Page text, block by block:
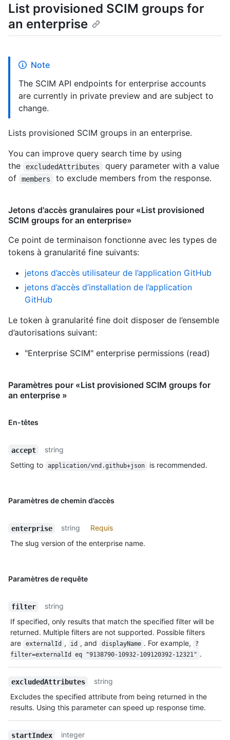
List provisioned SCIM groups for
an enterprise
Note
The SCIM API endpoints for enterprise accounts
are currently in private preview and are subject to
change.
Lists provisioned SCIM groups in an enterprise.
You can improve query search time by using
the
excludedAttributes
query parameter with a value
of
members to exclude members from the response.
Jetons d'accès granulaires pour «List provisioned
SCIM groups for an enterprise»
Ce point de terminaison fonctionne avec les types de
tokens à granularité fine suivants:
jetons d’accès utilisateur de l’application GitHub
jetons d’accès d’installation de l’application
GitHub
Le token à granularité fine doit disposer de l’ensemble
d’autorisations suivant:
"Enterprise SCIM" enterprise permissions (read)
Paramètres pour «List provisioned SCIM groups for
an enterprise »
En-têtes
accept
string
Setting to
application/vnd.github+json is recommended.
Paramètres de chemin d’accès
enterprise string
Requis
The slug version of the enterprise name.
Paramètres de requête
filter
string
If specified, only results that match the specified filter will be
returned. Multiple filters are not supported. Possible filters
are
externalId , id , and displayName . For example,
?
filter=externalId eq "9138790-10932-109120392-12321" .
excludedAttributes
string
Excludes the specified attribute from being returned in the
results. Using this parameter can speed up response time.
startIndex integer